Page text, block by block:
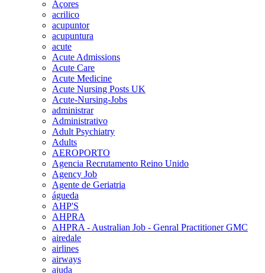
Açores
acrilico
acupuntor
acupuntura
acute
Acute Admissions
Acute Care
Acute Medicine
Acute Nursing Posts UK
Acute-Nursing-Jobs
administrar
Administrativo
Adult Psychiatry
Adults
AEROPORTO
Agencia Recrutamento Reino Unido
Agency Job
Agente de Geriatria
águeda
AHP'S
AHPRA
AHPRA - Australian Job - Genral Practitioner GMC
airedale
airlines
airways
ajuda